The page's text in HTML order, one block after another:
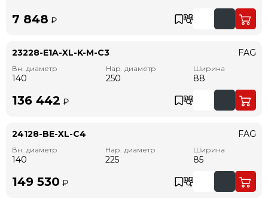
7 848 ₽
23228-E1A-XL-K-M-C3
Вн. диаметр
140
Нар. диаметр
250
Ширина
88
FAG
136 442 ₽
24128-BE-XL-C4
Вн. диаметр
140
Нар. диаметр
225
Ширина
85
FAG
149 530 ₽